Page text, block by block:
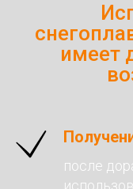
имеет
после